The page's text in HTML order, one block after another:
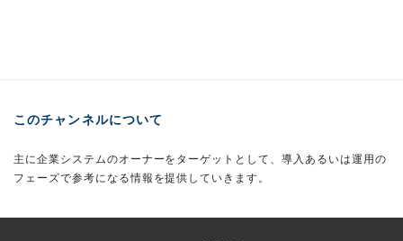
このチャンネルについて
主に企業システムのオーナーをターゲットとして、導入あるいは運用の
フェーズで参考になる情報を提供していきます。